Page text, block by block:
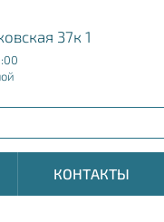
37к 1
КОНТАКТЫ